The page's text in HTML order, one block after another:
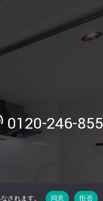
0120-246-855
されます。 同意 拒否